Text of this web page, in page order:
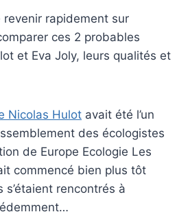
revenir rapidement sur
ces 2 probables
et Eva Joly, leurs qualités et
Nicolas Hulot avait été l’un
des écologistes
de Europe Ecologie Les
commencé bien plus tôt
rencontrés à